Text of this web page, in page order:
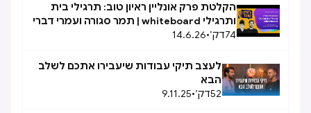
הקלטת פרק אונליין ראיון טוב: תרגילי בית
ותרגילי whiteboard | תמר סגורה ועמרי דברי
74דק׳•
14.6.26
לעצב תיקי עבודות שיעבירו אתכם לשלב
הבא
52דק׳•
9.11.25